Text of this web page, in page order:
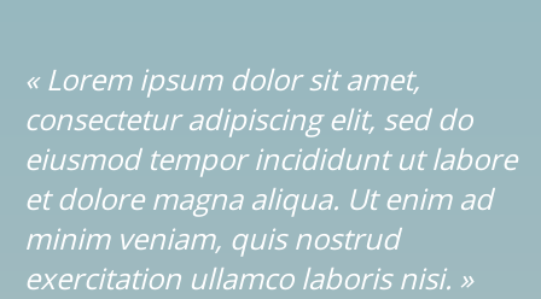
« Lorem ipsum dolor sit amet,
consectetur adipiscing elit, sed do
eiusmod tempor incididunt ut labore
et dolore magna aliqua. Ut enim ad
minim veniam, quis nostrud
exercitation ullamco laboris nisi. »